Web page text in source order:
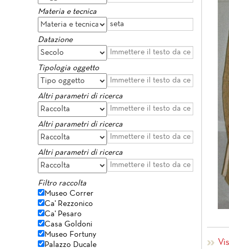
Materia e tecnica
Datazione
Tipologia oggetto
Altri parametri di ricerca
Altri parametri di ricerca
Altri parametri di ricerca
Filtro raccolta
Museo Correr
Ca' Rezzonico
Ca' Pesaro
Casa Goldoni
Museo Fortuny
Palazzo Ducale